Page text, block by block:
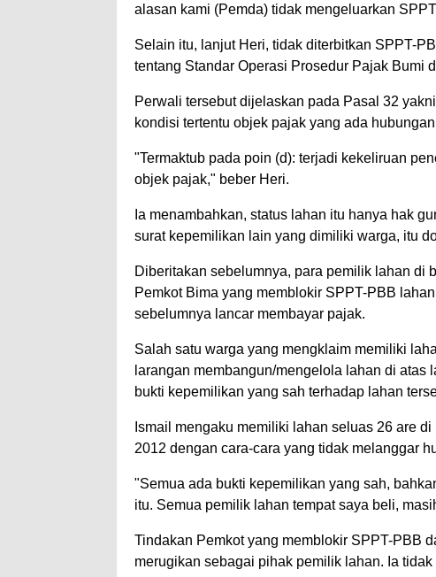
alasan kami (Pemda) tidak mengeluarkan
Selain itu, lanjut Heri, tidak diterbitkan SPPT-
tentang Standar Operasi Prosedur Pajak Bumi
Perwali tersebut dijelaskan pada Pasal 32
kondisi tertentu objek pajak yang ada
"Termaktub pada poin (d): terjadi kekeliruan
objek pajak," beber Heri.
Ia menambahkan, status lahan itu hanya hak
surat kepemilikan lain yang dimiliki warga, itu
Diberitakan sebelumnya, para pemilik lahan di
Pemkot Bima yang memblokir SPPT-PBB
sebelumnya lancar membayar pajak.
Salah satu warga yang mengklaim memiliki
larangan membangun/mengelola lahan di
bukti kepemilikan yang sah terhadap lahan
Ismail mengaku memiliki lahan seluas 26 are
2012 dengan cara-cara yang tidak melanggar
"Semua ada bukti kepemilikan yang sah,
itu. Semua pemilik lahan tempat saya beli,
Tindakan Pemkot yang memblokir SPPT-PBB
merugikan sebagai pihak pemilik lahan. Ia